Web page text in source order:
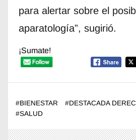
para alertar sobre el
aparatología”, sugirió.
¡Sumate!
#BIENESTAR #DESTACADA
#SALUD